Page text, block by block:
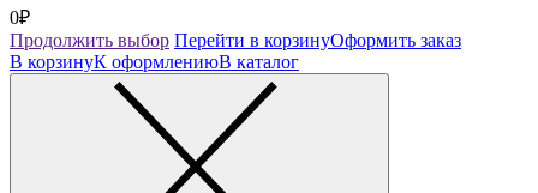
0₽
Продолжить выбор Перейти в корзинуОформить заказ
В корзинуК оформлениюВ каталог